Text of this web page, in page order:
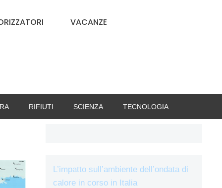
VACANZE
RIFIUTI SCIENZA TECNOLOGIA
L’impatto sull’ambiente dell’ondata di
calore in corso in Italia